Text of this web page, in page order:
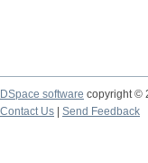
DSpace software copyright ©
Contact Us
Send Feedback